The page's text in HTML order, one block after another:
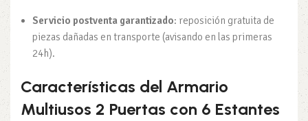
Servicio postventa garantizado: reposición gratuita de
piezas dañadas en transporte (avisando en las primeras
24h).
Características del Armario
Multiusos 2 Puertas con 6 Estantes